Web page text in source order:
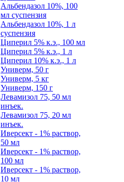
Альбендазол 10%, 100
мл суспензия
Альбендазол 10%, 1 л
суспензия
Циперил 5% к.э., 100 мл
Циперил 5% к.э., 1 л
Циперил 10% к.э., 1 л
Универм, 50 г
Универм, 5 кг
Универм, 150 г
Левамизол 75, 50 мл
инъек.
Левамизол 75, 20 мл
инъек.
Иверсект - 1% раствор,
50 мл
Иверсект - 1% раствор,
100 мл
Иверсект - 1% раствор,
10 мл